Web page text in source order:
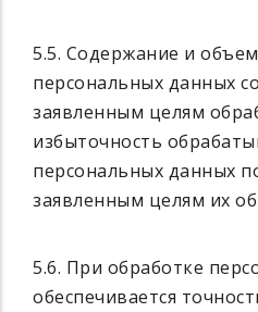
5.5. Содержание и
персональных данных
заявленным целям
избыточность
персональных данных
заявленным целям их
5.6. При обработке
обеспечивается